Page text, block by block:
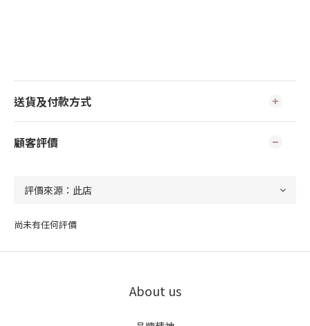
送貨及付款方式
顧客評價
尚未有任何評價
About us